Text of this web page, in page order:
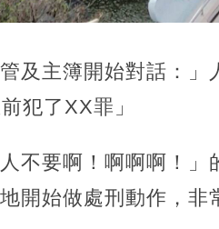
及主簿開始對話：
犯了XX罪」
不要啊！啊啊啊！
開始做處刑動作，